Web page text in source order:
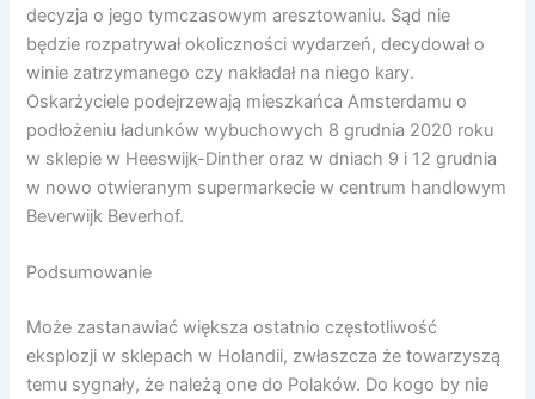
decyzja o jego tymczasowym aresztowaniu. Sąd nie
będzie rozpatrywał okoliczności wydarzeń, decydował o
winie zatrzymanego czy nakładał na niego kary.
Oskarżyciele podejrzewają mieszkańca Amsterdamu o
podłożeniu ładunków wybuchowych 8 grudnia 2020 roku
w sklepie w Heeswijk-Dinther oraz w dniach 9 i 12 grudnia
w nowo otwieranym supermarkecie w centrum handlowym
Beverwijk Beverhof.
Podsumowanie
Może zastanawiać większa ostatnio częstotliwość
eksplozji w sklepach w Holandii, zwłaszcza że towarzyszą
temu sygnały, że należą one do Polaków. Do kogo by nie